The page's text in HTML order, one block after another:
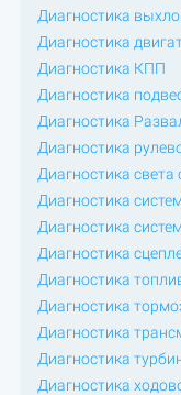
Диагностика
Диагностика
Диагностика КПП
Диагностика
Диагностика
Диагностика
Диагностика света
Диагностика
Диагностика
Диагностика
Диагностика
Диагностика
Диагностика
Диагностика
Диагностика